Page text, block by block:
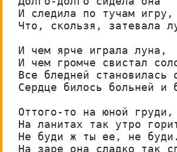
И следила по тучам игру,
Что, скользя, затевала
И чем ярче играла луна,
И чем громче свистал
Все бледней становилась
Сердце билось больней и
Оттого-то на юной груди,
На ланитах так утро
Не буди ж ты ее, не
На заре она сладко так